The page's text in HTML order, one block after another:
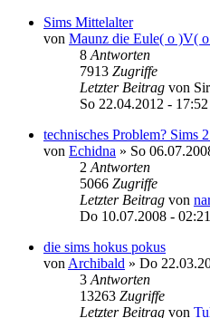
Sims Mittelalter
von Maunz die Eule( o )V(
8 Antworten
7913 Zugriffe
Letzter Beitrag von
So 22.04.2012 - 17:52
technisches Problem? Sims
von Echidna » So
2 Antworten
5066 Zugriffe
Letzter Beitrag von
Do 10.07.2008 - 02:21
die sims hokus pokus
von Archibald » Do
3 Antworten
13263 Zugriffe
Letzter Beitrag von